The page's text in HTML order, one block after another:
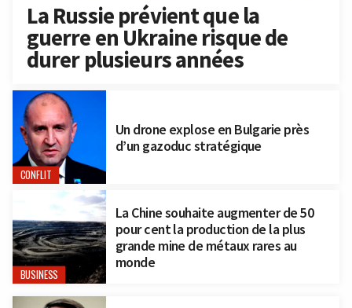
La Russie prévient que la
guerre en Ukraine risque de
durer plusieurs années
CONFLIT
Un drone explose en Bulgarie près
d’un gazoduc stratégique
BUSINESS
La Chine souhaite augmenter de 50
pour cent la production de la plus
grande mine de métaux rares au
monde